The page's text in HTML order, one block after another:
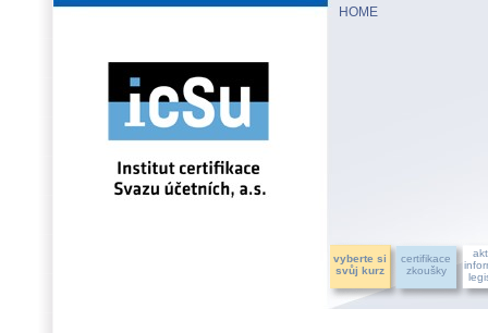
HOME
vyberte si
svůj kurz
certifikace
zkoušky